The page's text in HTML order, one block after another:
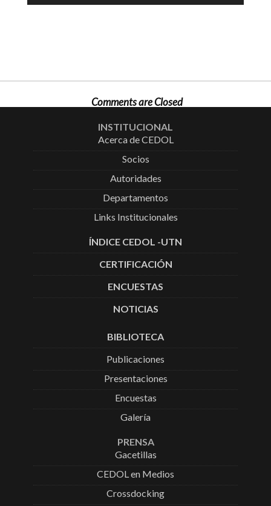
Comments are Closed
INSTITUCIONAL
Acerca de CEDOL
Socios
Autoridades
Departamentos
Links Institucionales
ÍNDICE CEDOL -UTN
CERTIFICACIÓN
ENCUESTAS
NOTICIAS
BIBLIOTECA
Publicaciones
Presentaciones
Encuestas
Galería
PRENSA
Gacetillas
CEDOL en Medios
Crossdocking